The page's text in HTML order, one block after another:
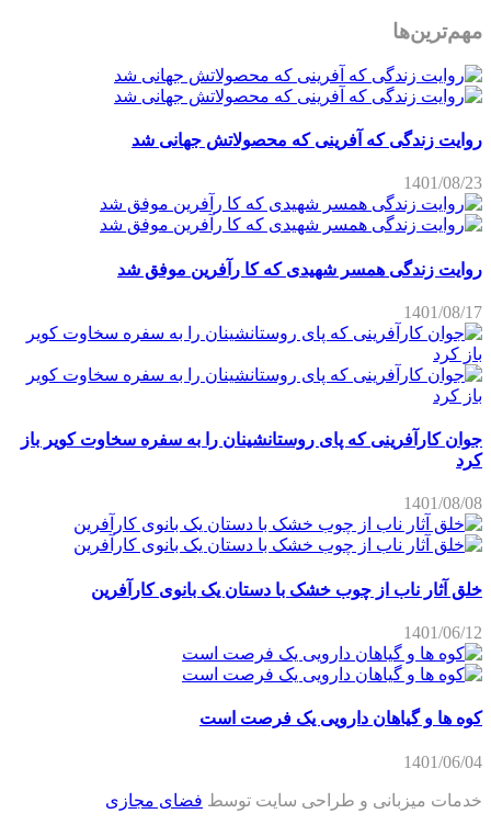
مهم‌ترین‌ها
روایت زندگی که آفرینی که محصولاتش جهانی شد
1401/08/23
روایت زندگی همسر شهیدی که کا رآفرین موفق شد
1401/08/17
جوان کارآفرینی که پای روستانشینان را به سفره سخاوت کویر باز
کرد
1401/08/08
خلق آثار ناب از چوب خشک با دستان یک بانوی کارآفرین
1401/06/12
کوه ها و گیاهان دارویی یک فرصت است
1401/06/04
خدمات میزبانی و طراحی سایت توسط فضای مجازی